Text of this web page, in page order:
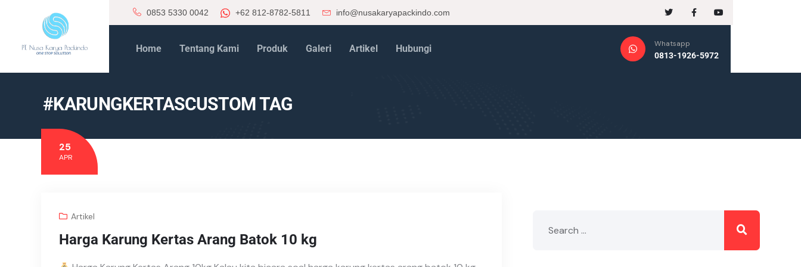
0853 5330 0042 +62 812-8782-5811 info@nusakaryapackindo.com
Home Tentang Kami Produk Galeri Artikel Hubungi
Whatsapp
0813-1926-5972
#KARUNGKERTASCUSTOM TAG
25
APR
Artikel
Harga Karung Kertas Arang Batok 10 kg